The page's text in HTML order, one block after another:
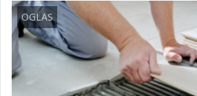
OGLAS